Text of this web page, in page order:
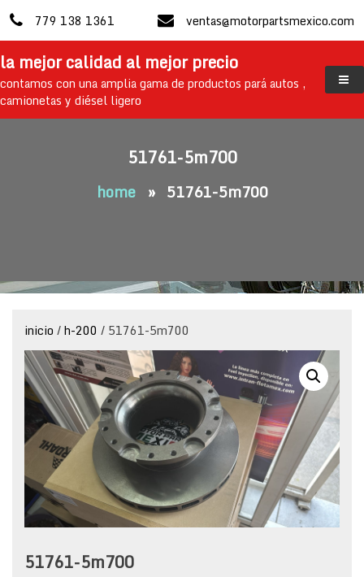
to
content
779 138 1361 ventas@motorpartsmexico.com
la mejor calidad al mejor precio
contamos con una amplia gama de productos pará autos ,
camionetas y diésel ligero
51761-5m700
home» 51761-5m700
inicio /h-200 / 51761-5m700
51761-5m700